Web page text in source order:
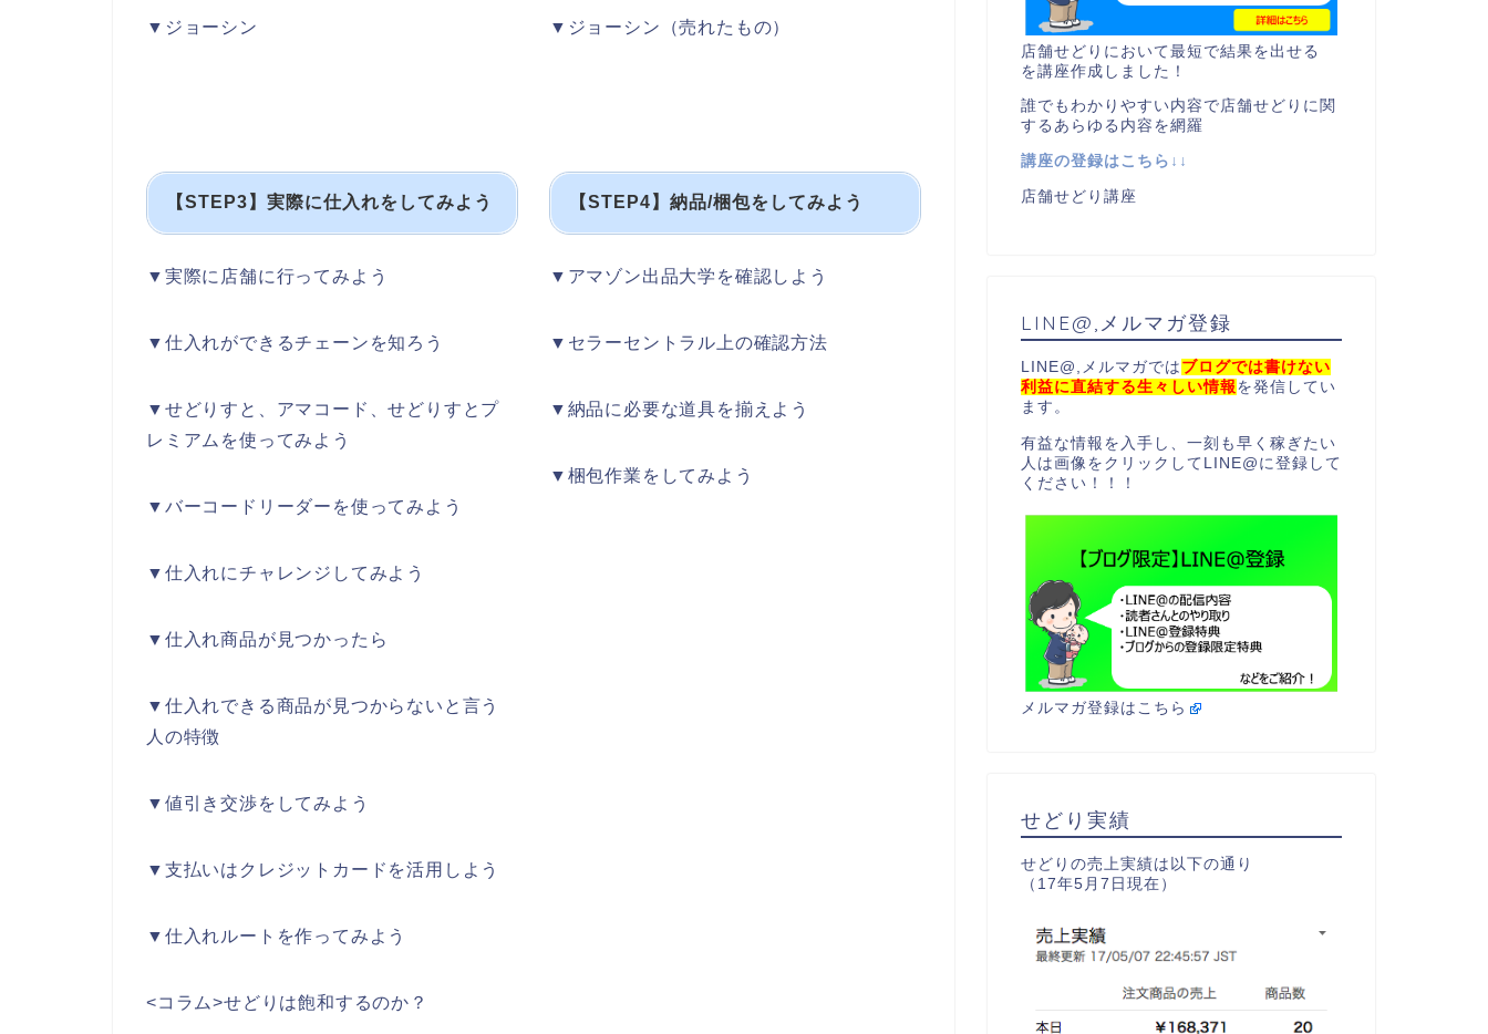
▼ジョーシン ▼ジョーシン（売れたもの）
【STEP3】実際に仕入れをしてみよう
▼実際に店舗に行ってみよう
▼仕入れができるチェーンを知ろう
▼せどりすと、アマコード、せどりすとプ
レミアムを使ってみよう
▼バーコードリーダーを使ってみよう
▼仕入れにチャレンジしてみよう
▼仕入れ商品が見つかったら
▼仕入れできる商品が見つからないと言う
人の特徴
▼値引き交渉をしてみよう
▼支払いはクレジットカードを活用しよう
▼仕入れルートを作ってみよう
<コラム>せどりは飽和するのか？
【STEP4】納品/梱包をしてみよう
▼アマゾン出品大学を確認しよう
▼セラーセントラル上の確認方法
▼納品に必要な道具を揃えよう
▼梱包作業をしてみよう
店舗せどりにおいて最短で結果を出せる
を講座作成しました！
誰でもわかりやすい内容で店舗せどりに関
するあらゆる内容を網羅
講座の登録はこちら↓↓
店舗せどり講座
LINE@,メルマガ登録
LINE@,メルマガでは ブログでは書けない
利益に直結する生々しい情報 を発信してい
ます。
有益な情報を入手し、一刻も早く稼ぎたい
人は画像をクリックしてLINE@に登録して
ください！！！
メルマガ登録はこちら
せどり実績
せどりの売上実績は以下の通り
（17年5月7日現在）